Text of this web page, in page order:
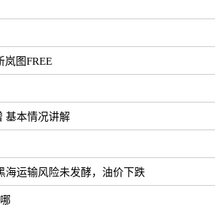
岚图FREE
基本情况讲解
海运输风险未发酵，油价下跌